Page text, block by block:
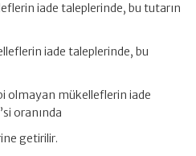
iade taleplerinde, bu tutarın
iade taleplerinde, bu
olmayan mükelleflerin iade
oranında
getirilir.